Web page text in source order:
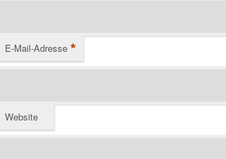
E-Mail-Adresse *
Website